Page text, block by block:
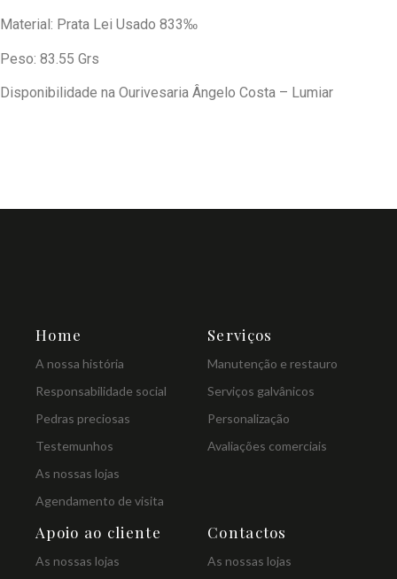
Material: Prata Lei Usado 833‰
Peso: 83.55 Grs
Disponibilidade na Ourivesaria Ângelo Costa – Lumiar
Home
A nossa história
Responsabilidade social
Pedras preciosas
Testemunhos
As nossas lojas
Agendamento de visita
Serviços
Manutenção e restauro
Serviços galvânicos
Personalização
Avaliações comerciais
Apoio ao cliente
As nossas lojas
Contactos
As nossas lojas